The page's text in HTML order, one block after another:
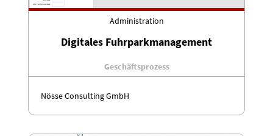
Administration
Digitales Fuhrparkmanagement
Geschäftsprozess
Nösse Consulting GmbH